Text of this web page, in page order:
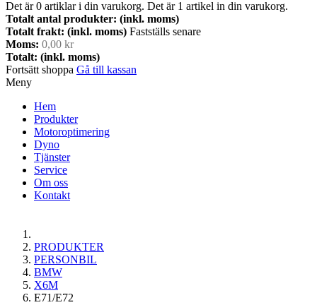
Det är0 artiklar i din varukorg. Det är 1 artikel in din varukorg.
Totalt antal produkter: (inkl. moms)
Totalt frakt: (inkl. moms) Fastställs senare
Moms: 0,00 kr
Totalt: (inkl. moms)
Fortsätt shoppa Gå till kassan
Meny
Hem
Produkter
Motoroptimering
Dyno
Tjänster
Service
Om oss
Kontakt
PRODUKTER
PERSONBIL
BMW
X6M
E71/E72